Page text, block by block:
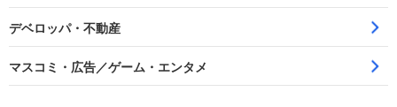
デベロッパ・不動産
マスコミ・広告／ゲーム・エンタメ